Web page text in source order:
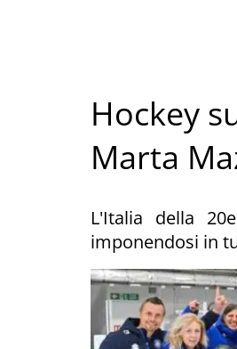
Hockey
Marta
L'Italia della
imponendosi in